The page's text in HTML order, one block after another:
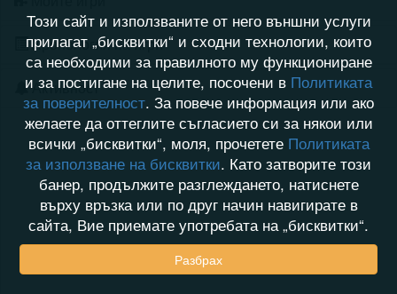
Хронология на игри
Активност
Този сайт и използваните от него външни услуги
прилагат „бисквитки“ и сходни технологии, които
са необходими за правилното му функциониране
и за постигане на целите, посочени в Политиката
за поверителност. За повече информация или ако
желаете да оттеглите съгласието си за някои или
всички „бисквитки“, моля, прочетете Политиката
за използване на бисквитки. Като затворите този
банер, продължите разглеждането, натиснете
върху връзка или по друг начин навигирате в
сайта, Вие приемате употребата на „бисквитки“.
Разбрах